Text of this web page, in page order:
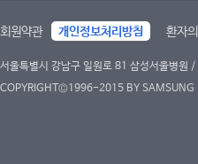
회원약관 개인정보처리방침 환자
서울특별시 강남구 일원로 81 삼성서울병
COPYRIGHT©1996-2015 BY SAMSUNG